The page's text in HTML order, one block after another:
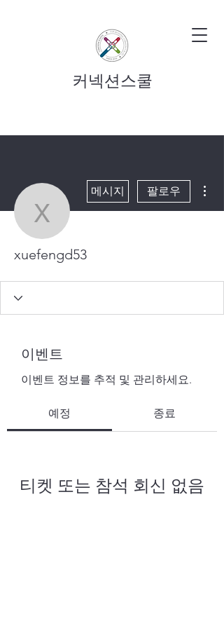
커넥션스쿨
xuefengd53
메시지 팔로우
xuefengd53
이벤트
이벤트 정보를 추적 및 관리하세요.
예정 종료
티켓 또는 참석 회신 없음